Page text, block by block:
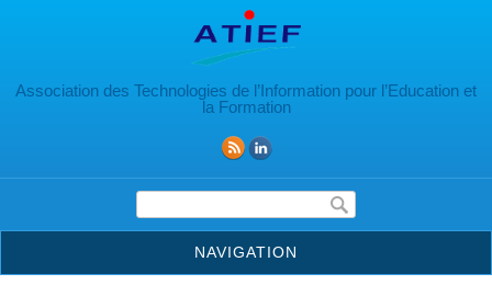
Association des Technologies de l’Information pour l’Education et
la Formation
Formulaire de recherche
NAVIGATION